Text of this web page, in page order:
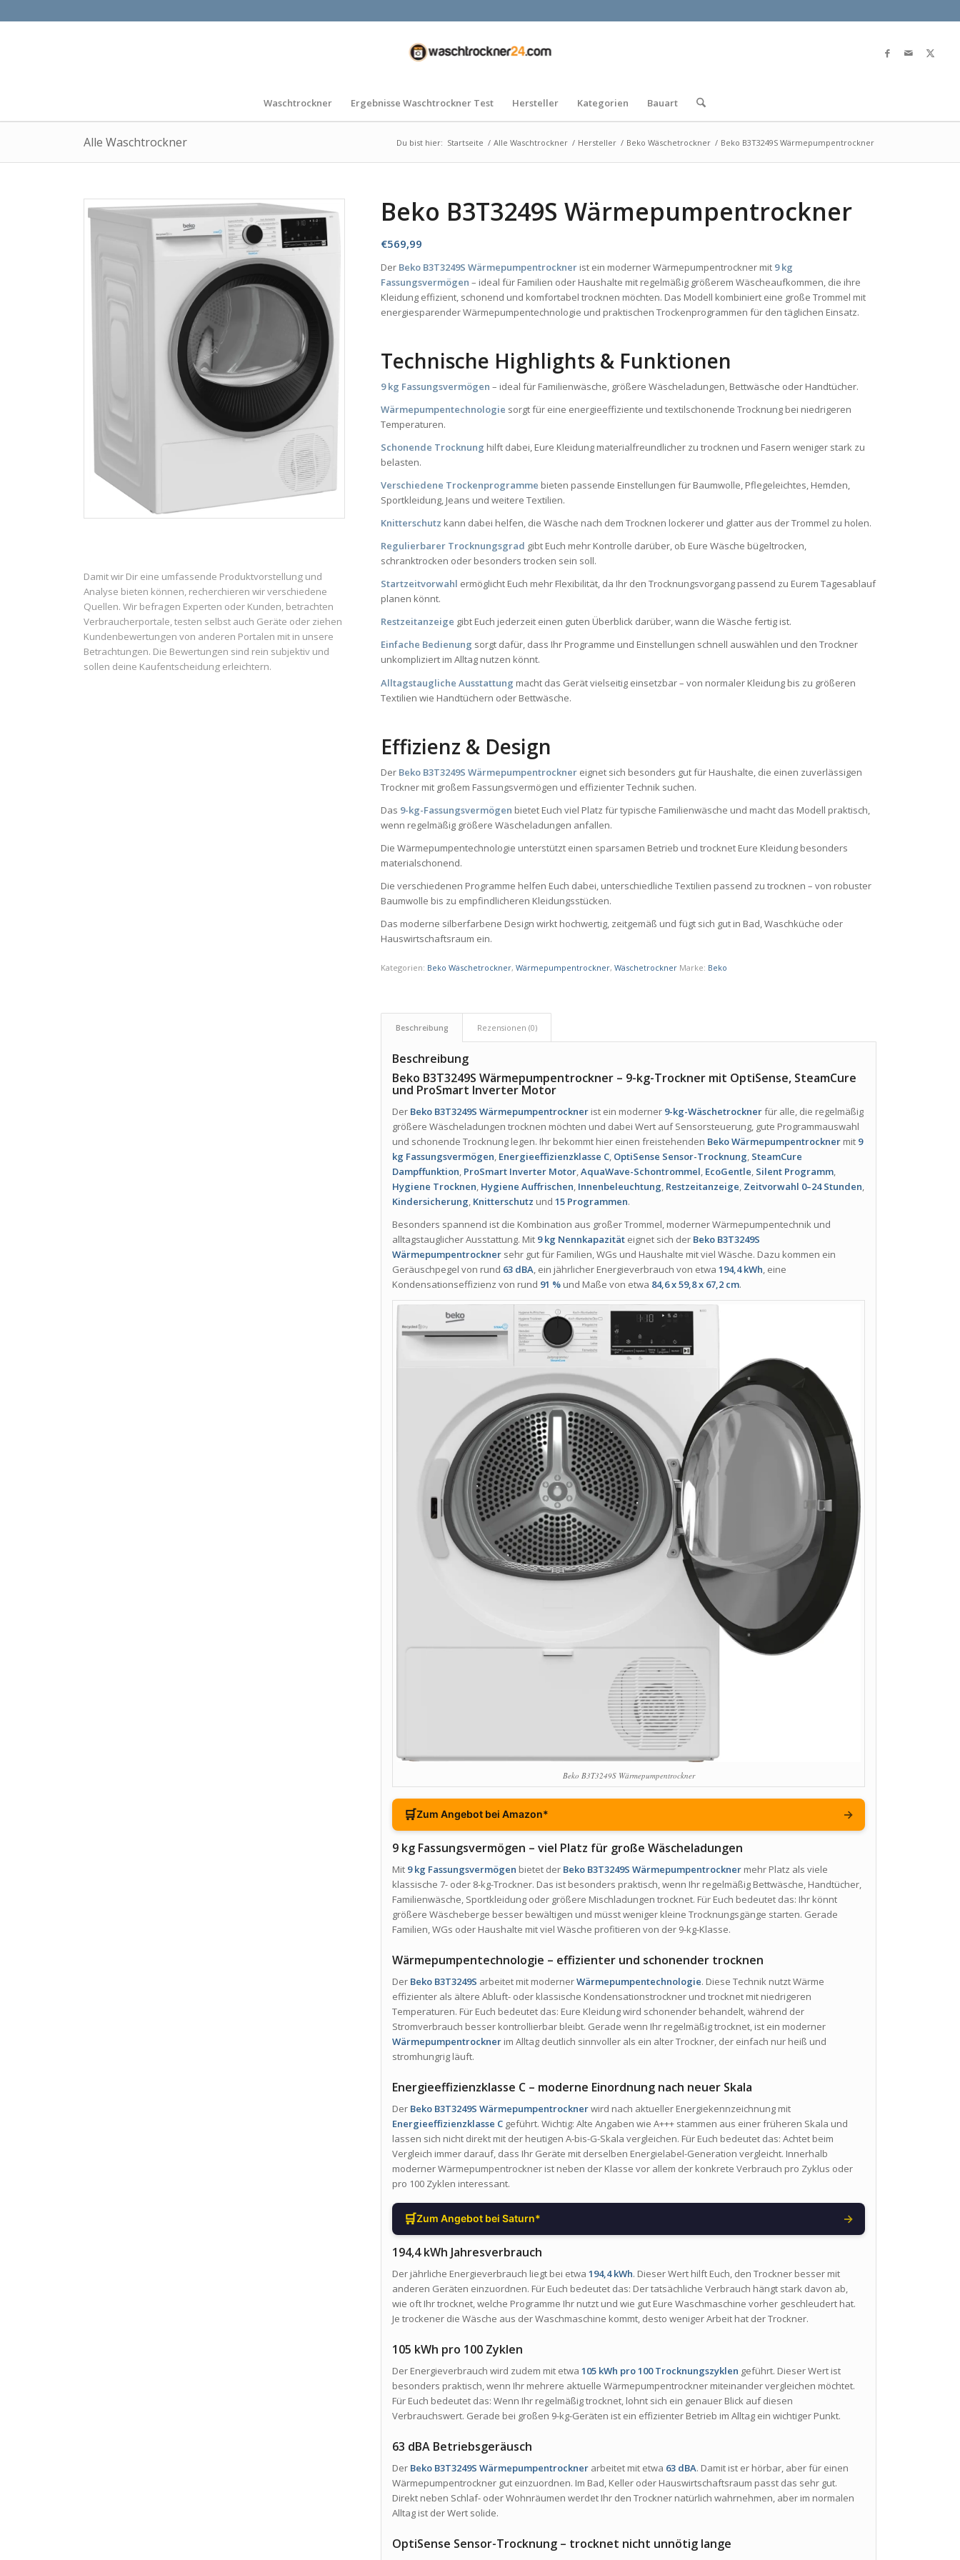
Waschtrockner Ergebnisse Waschtrockner Test Hersteller Kategorien Bauart
Alle Waschtrockner Du bist hier: Startseite / Alle Waschtrockner / Hersteller / Beko Wäschetrockner / Beko B3T3249S Wärmepumpentrockner
Damit wir Dir eine umfassende Produktvorstellung und
Analyse bieten können, recherchieren wir verschiedene
Quellen. Wir befragen Experten oder Kunden, betrachten
Verbraucherportale, testen selbst auch Geräte oder ziehen
Kundenbewertungen von anderen Portalen mit in unsere
Betrachtungen. Die Bewertungen sind rein subjektiv und
sollen deine Kaufentscheidung erleichtern.
Beko B3T3249S Wärmepumpentrockner
€569,99
Der Beko B3T3249S Wärmepumpentrockner ist ein moderner Wärmepumpentrockner mit 9 kg
Fassungsvermögen – ideal für Familien oder Haushalte mit regelmäßig größerem Wäscheaufkommen, die ihre
Kleidung effizient, schonend und komfortabel trocknen möchten. Das Modell kombiniert eine große Trommel mit
energiesparender Wärmepumpentechnologie und praktischen Trockenprogrammen für den täglichen Einsatz.
Technische Highlights & Funktionen
9 kg Fassungsvermögen – ideal für Familienwäsche, größere Wäscheladungen, Bettwäsche oder Handtücher.
Wärmepumpentechnologie sorgt für eine energieeffiziente und textilschonende Trocknung bei niedrigeren
Temperaturen.
Schonende Trocknung hilft dabei, Eure Kleidung materialfreundlicher zu trocknen und Fasern weniger stark zu
belasten.
Verschiedene Trockenprogramme bieten passende Einstellungen für Baumwolle, Pflegeleichtes, Hemden,
Sportkleidung, Jeans und weitere Textilien.
Knitterschutz kann dabei helfen, die Wäsche nach dem Trocknen lockerer und glatter aus der Trommel zu holen.
Regulierbarer Trocknungsgrad gibt Euch mehr Kontrolle darüber, ob Eure Wäsche bügeltrocken,
schranktrocken oder besonders trocken sein soll.
Startzeitvorwahl ermöglicht Euch mehr Flexibilität, da Ihr den Trocknungsvorgang passend zu Eurem Tagesablauf
planen könnt.
Restzeitanzeige gibt Euch jederzeit einen guten Überblick darüber, wann die Wäsche fertig ist.
Einfache Bedienung sorgt dafür, dass Ihr Programme und Einstellungen schnell auswählen und den Trockner
unkompliziert im Alltag nutzen könnt.
Alltagstaugliche Ausstattung macht das Gerät vielseitig einsetzbar – von normaler Kleidung bis zu größeren
Textilien wie Handtüchern oder Bettwäsche.
Effizienz & Design
Der Beko B3T3249S Wärmepumpentrockner eignet sich besonders gut für Haushalte, die einen zuverlässigen
Trockner mit großem Fassungsvermögen und effizienter Technik suchen.
Das 9-kg-Fassungsvermögen bietet Euch viel Platz für typische Familienwäsche und macht das Modell praktisch,
wenn regelmäßig größere Wäscheladungen anfallen.
Die Wärmepumpentechnologie unterstützt einen sparsamen Betrieb und trocknet Eure Kleidung besonders
materialschonend.
Die verschiedenen Programme helfen Euch dabei, unterschiedliche Textilien passend zu trocknen – von robuster
Baumwolle bis zu empfindlicheren Kleidungsstücken.
Das moderne silberfarbene Design wirkt hochwertig, zeitgemäß und fügt sich gut in Bad, Waschküche oder
Hauswirtschaftsraum ein.
Kategorien: Beko Wäschetrockner,Wärmepumpentrockner,Wäschetrockner Marke: Beko
Beschreibung Rezensionen (0)
Beschreibung
Beko B3T3249S Wärmepumpentrockner – 9-kg-Trockner mit OptiSense, SteamCure
und ProSmart Inverter Motor
Der Beko B3T3249S Wärmepumpentrockner ist ein moderner 9-kg-Wäschetrocknerfür alle, die regelmäßig
größere Wäscheladungen trocknen möchten und dabei Wert auf Sensorsteuerung, gute Programmauswahl
und schonende Trocknung legen. Ihr bekommt hier einen freistehenden Beko Wärmepumpentrockner mit 9
kg Fassungsvermögen, Energieeffizienzklasse C, OptiSense Sensor-Trocknung, SteamCure
Dampffunktion, ProSmart Inverter Motor,AquaWave-Schontrommel, EcoGentle, Silent Programm,
Hygiene Trocknen, Hygiene Auffrischen, Innenbeleuchtung, Restzeitanzeige, Zeitvorwahl 0–24 Stunden,
Kindersicherung, Knitterschutz und15 Programmen.
Besonders spannend ist die Kombination aus großer Trommel, moderner Wärmepumpentechnik und
alltagstauglicher Ausstattung. Mit 9 kg Nennkapazität eignet sich der Beko B3T3249S
Wärmepumpentrockner sehr gut für Familien, WGs und Haushalte mit viel Wäsche. Dazu kommen ein
Geräuschpegel von rund 63 dBA, ein jährlicher Energieverbrauch von etwa194,4 kWh, eine
Kondensationseffizienz von rund 91 % und Maße von etwa 84,6 x 59,8 x 67,2 cm.
Beko B3T3249S Wärmepumpentrockner
🛒Zum Angebot bei Amazon* →
9 kg Fassungsvermögen – viel Platz für große Wäscheladungen
Mit 9 kg Fassungsvermögen bietet der Beko B3T3249S Wärmepumpentrockner mehr Platz als viele
klassische 7- oder 8-kg-Trockner. Das ist besonders praktisch, wenn Ihr regelmäßig Bettwäsche, Handtücher,
Familienwäsche, Sportkleidung oder größere Mischladungen trocknet. Für Euch bedeutet das: Ihr könnt
größere Wäscheberge besser bewältigen und müsst weniger kleine Trocknungsgänge starten. Gerade
Familien, WGs oder Haushalte mit viel Wäsche profitieren von der 9-kg-Klasse.
Wärmepumpentechnologie – effizienter und schonender trocknen
Der Beko B3T3249S arbeitet mit modernerWärmepumpentechnologie. Diese Technik nutzt Wärme
effizienter als ältere Abluft- oder klassische Kondensationstrockner und trocknet mit niedrigeren
Temperaturen. Für Euch bedeutet das: Eure Kleidung wird schonender behandelt, während der
Stromverbrauch besser kontrollierbar bleibt. Gerade wenn Ihr regelmäßig trocknet, ist ein moderner
Wärmepumpentrockner im Alltag deutlich sinnvoller als ein alter Trockner, der einfach nur heiß und
stromhungrig läuft.
Energieeffizienzklasse C – moderne Einordnung nach neuer Skala
Der Beko B3T3249S Wärmepumpentrocknerwird nach aktueller Energiekennzeichnung mit
Energieeffizienzklasse C geführt. Wichtig: Alte Angaben wie A+++ stammen aus einer früheren Skala und
lassen sich nicht direkt mit der heutigen A-bis-G-Skala vergleichen. Für Euch bedeutet das: Achtet beim
Vergleich immer darauf, dass Ihr Geräte mit derselben Energielabel-Generation vergleicht. Innerhalb
moderner Wärmepumpentrockner ist neben der Klasse vor allem der konkrete Verbrauch pro Zyklus oder
pro 100 Zyklen interessant.
🛒Zum Angebot bei Saturn* →
194,4 kWh Jahresverbrauch
Der jährliche Energieverbrauch liegt bei etwa194,4 kWh. Dieser Wert hilft Euch, den Trockner besser mit
anderen Geräten einzuordnen. Für Euch bedeutet das: Der tatsächliche Verbrauch hängt stark davon ab,
wie oft Ihr trocknet, welche Programme Ihr nutzt und wie gut Eure Waschmaschine vorher geschleudert hat.
Je trockener die Wäsche aus der Waschmaschine kommt, desto weniger Arbeit hat der Trockner.
105 kWh pro 100 Zyklen
Der Energieverbrauch wird zudem mit etwa105 kWh pro 100 Trocknungszyklen geführt. Dieser Wert ist
besonders praktisch, wenn Ihr mehrere aktuelle Wärmepumpentrockner miteinander vergleichen möchtet.
Für Euch bedeutet das: Wenn Ihr regelmäßig trocknet, lohnt sich ein genauer Blick auf diesen
Verbrauchswert. Gerade bei großen 9-kg-Geräten ist ein effizienter Betrieb im Alltag ein wichtiger Punkt.
63 dBA Betriebsgeräusch
Der Beko B3T3249S Wärmepumpentrockner arbeitet mit etwa 63 dBA. Damit ist er hörbar, aber für einen
Wärmepumpentrockner gut einzuordnen. Im Bad, Keller oder Hauswirtschaftsraum passt das sehr gut.
Direkt neben Schlaf- oder Wohnräumen werdet Ihr den Trockner natürlich wahrnehmen, aber im normalen
Alltag ist der Wert solide.
OptiSense Sensor-Trocknung – trocknet nicht unnötig lange